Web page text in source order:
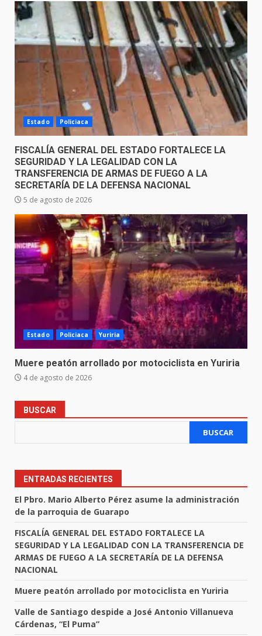
Estado Policiaca
FISCALÍA GENERAL DEL ESTADO FORTALECE LA
SEGURIDAD Y LA LEGALIDAD CON LA
TRANSFERENCIA DE ARMAS DE FUEGO A LA
SECRETARÍA DE LA DEFENSA NACIONAL
5 de agosto de 2026
Estado Policiaca Yuriria
Muere peatón arrollado por motociclista en Yuriria
4 de agosto de 2026
BUSCAR
BUSCAR
ENTRADAS RECIENTES
El Pbro. Mario Alberto Pérez asume la administración
de la parroquia de Guarapo
FISCALÍA GENERAL DEL ESTADO FORTALECE LA
SEGURIDAD Y LA LEGALIDAD CON LA TRANSFERENCIA DE
ARMAS DE FUEGO A LA SECRETARÍA DE LA DEFENSA
NACIONAL
Muere peatón arrollado por motociclista en Yuriria
Valle de Santiago despide a José Antonio Villanueva
Cárdenas, “El Puma”